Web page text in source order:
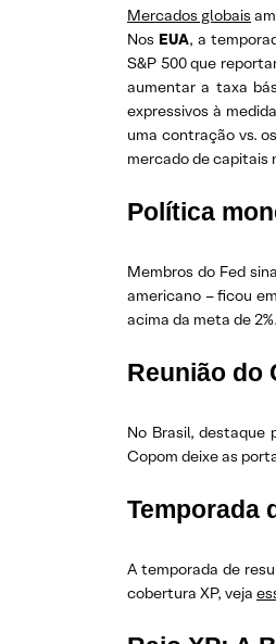
Mercados globais
Nos EUA, a
S&P 500 que
aumentar a taxa
expressivos à
uma contração vs.
mercado de capitais
Política
Membros do Fed
americano – ficou
acima da meta de
Reunião do
No Brasil, destaque
Copom deixe as
Temporada
A temporada de
cobertura XP, veja